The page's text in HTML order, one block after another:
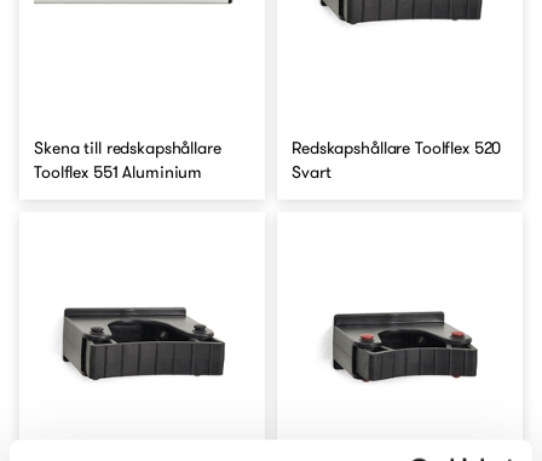
Skena till redskapshållare
Toolflex 551 Aluminium
Redskapshållare Toolflex 520
Svart